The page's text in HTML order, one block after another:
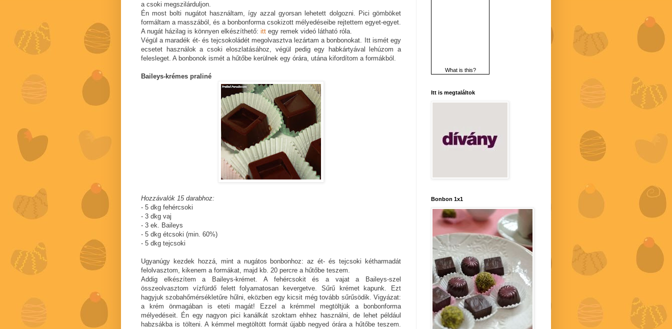
a csoki megszilárduljon.
Én most bolti nugátot használtam, így azzal gyorsan lehetett dolgozni. Pici gömböket
formáltam a masszából, és a bonbonforma csokizott mélyedéseibe rejtettem egyet-egyet.
A nugát házilag is könnyen elkészíthető: itt egy remek videó látható róla.
Végül a maradék ét- és tejcsokoládét megolvasztva lezártam a bonbonokat. Itt ismét egy
ecsetet használok a csoki eloszlatásához, végül pedig egy habkártyával lehúzom a
felesleget. A bonbonok ismét a hűtőbe kerülnek egy órára, utána kifordítom a formákból.
Baileys-krémes praliné
Hozzávalók 15 darabhoz:
- 5 dkg fehércsoki
- 3 dkg vaj
- 3 ek. Baileys
- 5 dkg étcsoki (min. 60%)
- 5 dkg tejcsoki
Ugyanúgy kezdek hozzá, mint a nugátos bonbonhoz: az ét- és tejcsoki kétharmadát
felolvasztom, kikenem a formákat, majd kb. 20 percre a hűtőbe teszem.
Addig elkészítem a Baileys-krémet. A fehércsokit és a vajat a Baileys-szel
összeolvasztom vízfürdő felett folyamatosan kevergetve. Sűrű krémet kapunk. Ezt
hagyjuk szobahőmérsékletűre hűlni, eközben egy kicsit még tovább sűrűsödik. Vigyázat:
a krém önmagában is eteti magát! Ezzel a krémmel megtöltjük a bonbonforma
mélyedéseit. Én egy nagyon pici kanálkát szoktam ehhez használni, de lehet például
habzsákba is tölteni. A kémmel megtöltött formát újabb negyed órára a hűtőbe teszem.
What is this?
Itt is megtaláltok
Bonbon 1x1